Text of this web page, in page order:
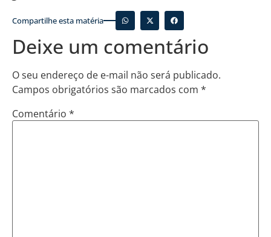
Compartilhe esta matéria
Deixe um comentário
O seu endereço de e-mail não será publicado.
Campos obrigatórios são marcados com *
Comentário *